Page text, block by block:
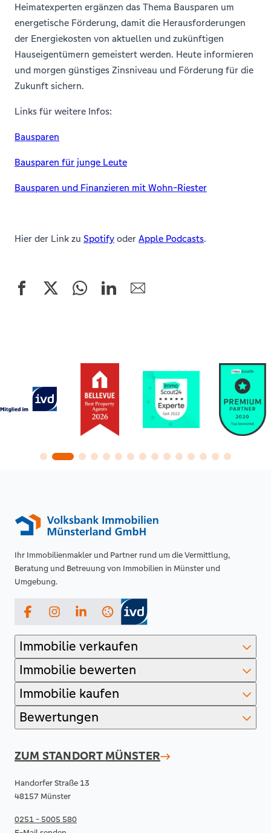
Heimatexperten ergänzen das Thema Bausparen um
energetische Förderung, damit die Herausforderungen
der Energiekosten von aktuellen und zukünftigen
Hauseigentümern gemeistert werden. Heute informieren
und morgen günstiges Zinsniveau und Förderung für die
Zukunft sichern.
Links für weitere Infos:
Bausparen
Bausparen für junge Leute
Bausparen und Finanzieren mit Wohn-Riester
Hier der Link zu Spotify oder Apple Podcasts.
Ihr Immobilienmakler und Partner rund um die Vermittlung,
Beratung und Betreuung von Immobilien in Münster und
Umgebung.
FacebookInstagramLinkedIn
Immobilie verkaufen
Immobilie bewerten
Immobilie kaufen
Bewertungen
ZUM STANDORT MÜNSTER
Handorfer Straße 13
48157 Münster
0251 - 5005 580